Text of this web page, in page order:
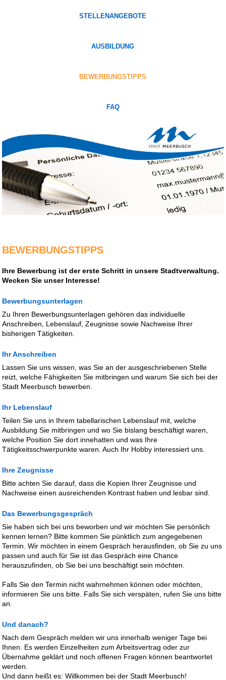
STELLENANGEBOTE
AUSBILDUNG
BEWERBUNGSTIPPS
FAQ
BEWERBUNGSTIPPS
Ihre Bewerbung ist der erste Schritt in unsere Stadtverwaltung.
Wecken Sie unser Interesse!
Bewerbungsunterlagen
Zu Ihren Bewerbungsunterlagen gehören das individuelle
Anschreiben, Lebenslauf, Zeugnisse sowie Nachweise Ihrer
bisherigen Tätigkeiten.
Ihr Anschreiben
Lassen Sie uns wissen, was Sie an der ausgeschriebenen Stelle
reizt, welche Fähigkeiten Sie mitbringen und warum Sie sich bei der
Stadt Meerbusch bewerben.
Ihr Lebenslauf
Teilen Sie uns in Ihrem tabellarischen Lebenslauf mit, welche
Ausbildung Sie mitbringen und wo Sie bislang beschäftigt waren,
welche Position Sie dort innehatten und was Ihre
Tätigkeitsschwerpunkte waren. Auch Ihr Hobby interessiert uns.
Ihre Zeugnisse
Bitte achten Sie darauf, dass die Kopien Ihrer Zeugnisse und
Nachweise einen ausreichenden Kontrast haben und lesbar sind.
Das Bewerbungsgespräch
Sie haben sich bei uns beworben und wir möchten Sie persönlich
kennen lernen? Bitte kommen Sie pünktlich zum angegebenen
Termin. Wir möchten in einem Gespräch herausfinden, ob Sie zu uns
passen und auch für Sie ist das Gespräch eine Chance
herauszufinden, ob Sie bei uns beschäftigt sein möchten.
Falls Sie den Termin nicht wahrnehmen können oder möchten,
informieren Sie uns bitte. Falls Sie sich verspäten, rufen Sie uns bitte
an.
Und danach?
Nach dem Gespräch melden wir uns innerhalb weniger Tage bei
Ihnen. Es werden Einzelheiten zum Arbeitsvertrag oder zur
Übernahme geklärt und noch offenen Fragen können beantwortet
werden.
Und dann heißt es: Willkommen bei der Stadt Meerbusch!